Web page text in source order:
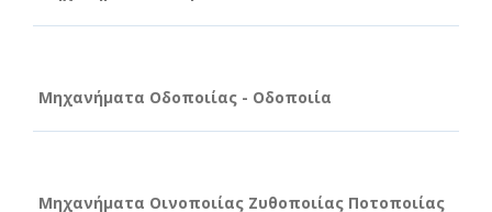
Μηχανήματα Οδοποιίας - Οδοποιία
Μηχανήματα Οινοποιίας Ζυθοποιίας Ποτοποιίας